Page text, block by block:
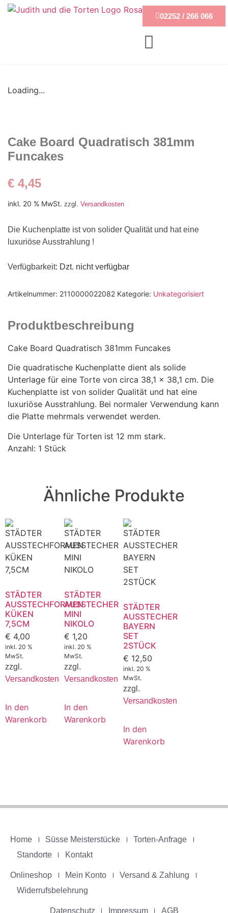
02252 / 266 066
Loading...
Cake Board Quadratisch 381mm
Funcakes
€ 4,45
inkl. 20 % MwSt. zzgl. Versandkosten
Die Kuchenplatte ist von solider Qualität und hat eine
luxuriöse Ausstrahlung !
Verfügbarkeit: Dzt. nicht verfügbar
Artikelnummer: 2110000022082 Kategorie: Unkategorisiert
Produktbeschreibung
Cake Board Quadratisch 381mm Funcakes
Die quadratische Kuchenplatte dient als solide
Unterlage für eine Torte von circa 38,1 x 38,1 cm. Die
Kuchenplatte ist von solider Qualität und hat eine
luxuriöse Ausstrahlung. Bei normaler Verwendung kann
die Platte mehrmals verwendet werden.
Die Unterlage für Torten ist 12 mm stark.
Anzahl: 1 Stück
Ähnliche Produkte
STÄDTER
AUSSTECHFORMEN
KÜKEN
7,5CM
€ 4,00
inkl. 20 %
MwSt.
zzgl.
Versandkosten
In den
Warenkorb
STÄDTER
AUSSTECHER
MINI
NIKOLO
€ 1,20
inkl. 20 %
MwSt.
zzgl.
Versandkosten
In den
Warenkorb
STÄDTER
AUSSTECHER
BAYERN
SET
2STÜCK
€ 12,50
inkl. 20 %
MwSt.
zzgl.
Versandkosten
In den
Warenkorb
Home Süsse Meisterstücke
Torten-Anfrage
Standorte
Kontakt
Onlineshop Mein Konto
Versand & Zahlung
Widerrufsbelehrung
Datenschutz Impressum AGB